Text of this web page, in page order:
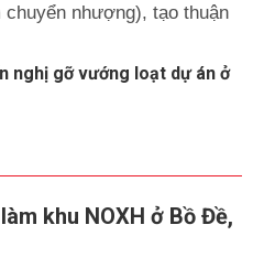
nhượng), tạo thuận
nghị gỡ vướng loạt dự án ở
khu NOXH ở Bồ Đề,